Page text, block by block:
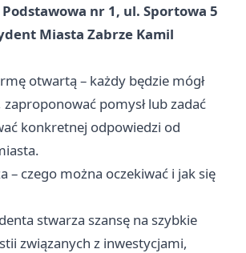
Podstawowa nr 1, ul. Sportowa 5
Miasta Zabrze Kamil
otwartą – każdy będzie mógł
zaproponować pomysł lub zadać
konkretnej odpowiedzi od
– czego można oczekiwać i jak się
stwarza szansę na szybkie
związanych z inwestycjami,